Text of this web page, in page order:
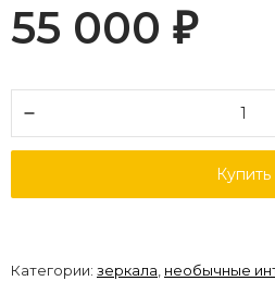
55 000 ₽
Купить
Категории: зеркала, необычные